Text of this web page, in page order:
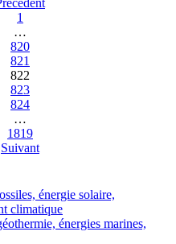
1
…
820
821
822
823
824
…
1819
Suivant
énergie solaire,
climatique
énergies marines,